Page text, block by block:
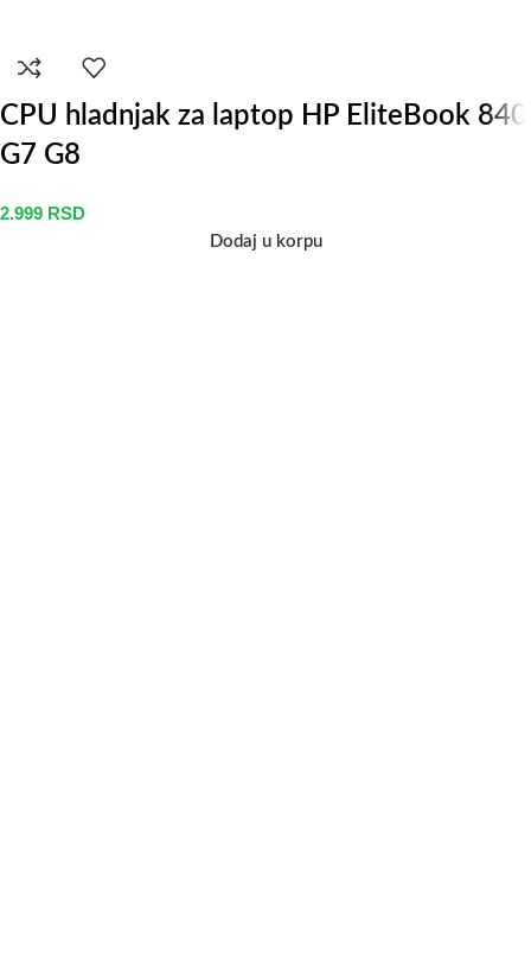
CPU hladnjak za laptop HP EliteBook 840
G7 G8
2.999 RSD
Dodaj u korpu